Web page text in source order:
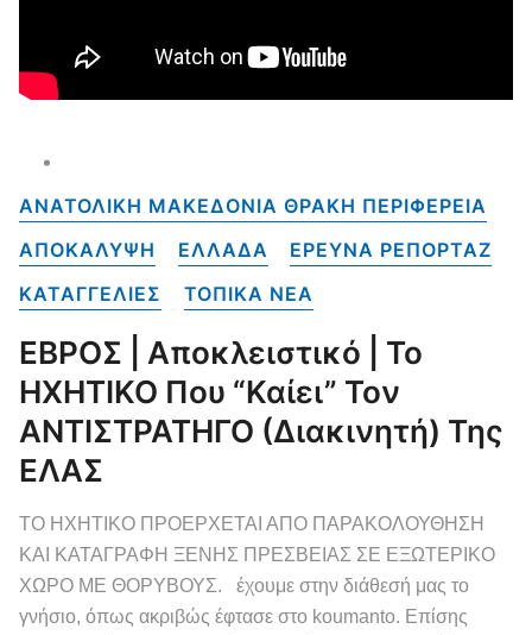
ΑΝΑΤΟΛΙΚΗ ΜΑΚΕΔΟΝΙΑ ΘΡΑΚΗ ΠΕΡΙΦΕΡΕΙΑ
ΑΠΟΚΑΛΥΨΗ
ΕΛΛΑΔΑ
ΕΡΕΥΝΑ ΡΕΠΟΡΤΑΖ
ΚΑΤΑΓΓΕΛΙΕΣ
ΤΟΠΙΚΑ NEA
ΕΒΡΟΣ | Αποκλειστικό | Το
ΗΧΗΤΙΚΟ Που “καίει” Τον
ΑΝΤΙΣΤΡΑΤΗΓΟ (Διακινητή) Της
ΕΛΑΣ
ΤΟ ΗΧΗΤΙΚΟ ΠΡΟΕΡΧΕΤΑΙ ΑΠΟ ΠΑΡΑΚΟΛΟΥΘΗΣΗ
ΚΑΙ ΚΑΤΑΓΡΑΦΗ ΞΕΝΗΣ ΠΡΕΣΒΕΙΑΣ ΣΕ ΕΞΩΤΕΡΙΚΟ
ΧΩΡΟ ΜΕ ΘΟΡΥΒΟΥΣ. έχουμε στην διάθεσή μας το
γνήσιο, όπως ακριβώς έφτασε στο koumanto. Επίσης